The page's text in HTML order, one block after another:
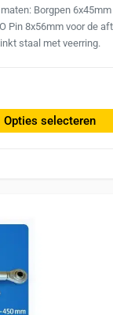
Borgpen
Pin 8x56mm voor de
staal met veerring.
Opties selecteren